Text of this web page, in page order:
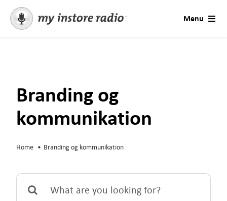
content
Menu
Konsultation
Branding og
kommunikation
Home Branding og kommunikation
Search